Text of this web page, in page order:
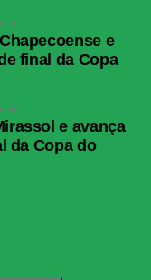
e
final da Copa
e avança
da Copa do